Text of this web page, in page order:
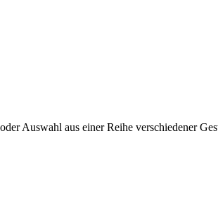
Auswahl aus einer Reihe verschiedener